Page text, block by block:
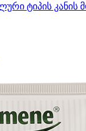
ტიპის კანის